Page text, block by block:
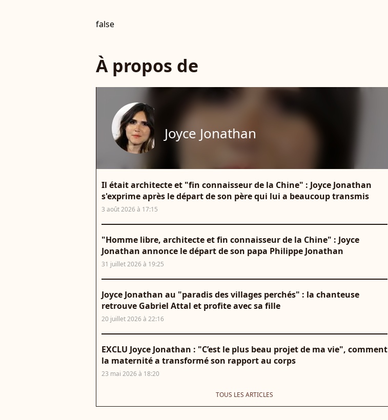
false
À propos de
Joyce Jonathan
Il était architecte et "fin connaisseur de la Chine" : Joyce Jonathan
s'exprime après le départ de son père qui lui a beaucoup transmis
3 août 2026 à 17:15
"Homme libre, architecte et fin connaisseur de la Chine" : Joyce
Jonathan annonce le départ de son papa Philippe Jonathan
31 juillet 2026 à 19:25
Joyce Jonathan au "paradis des villages perchés" : la chanteuse
retrouve Gabriel Attal et profite avec sa fille
20 juillet 2026 à 22:16
EXCLU Joyce Jonathan : "C’est le plus beau projet de ma vie", comment
la maternité a transformé son rapport au corps
23 mai 2026 à 18:20
TOUS LES ARTICLES